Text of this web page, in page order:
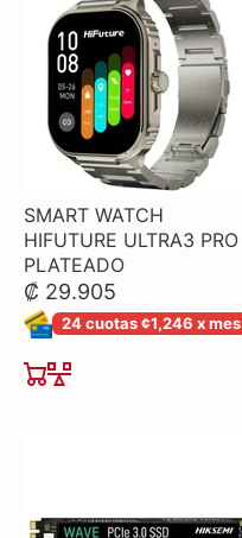
SMART WATCH
HIFUTURE ULTRA3 PRO
PLATEADO
₡ 29.905
24 cuotas ¢1,246 x mes